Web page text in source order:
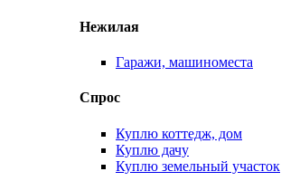
Нежилая
Гаражи, машиноместа
Спрос
Куплю коттедж, дом
Куплю дачу
Куплю земельный участок